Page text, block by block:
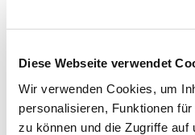
Diese Webseite verwendet
Wir verwenden Cookies, um
personalisieren, Funktionen
zu können und die Zugriffe auf
Das Ukulelenensemble für
bereiten erste Auftritte und
Voraussetzung: Teilnahme an